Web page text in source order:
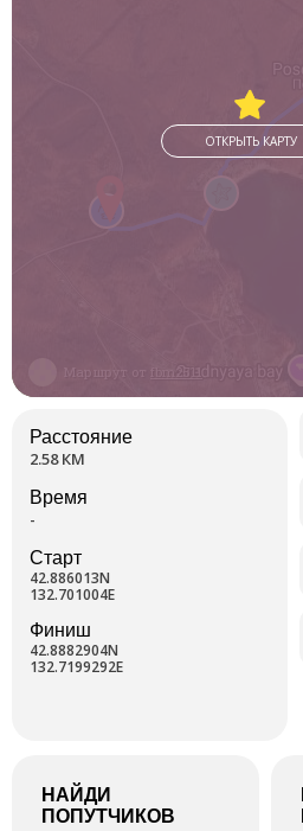
fbm2511
ОТКРЫТЬ КАРТУ
Расстояние
2.58 КМ
Время
-
Старт
42.886013N
132.701004E
Финиш
42.8882904N
132.7199292E
НАЙДИ
ПОПУТЧИКОВ